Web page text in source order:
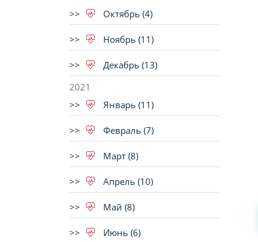
Октябрь (4)
Ноябрь (11)
Декабрь (13)
2021
Январь (11)
Февраль (7)
Март (8)
Апрель (10)
Май (8)
Июнь (6)